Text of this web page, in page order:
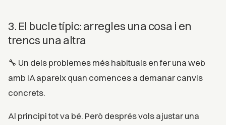
3. El bucle típic: arregles una cosa i en
trencs una altra
🔧 Un dels problemes més habituals en fer una web
amb IA apareix quan comences a demanar canvis
concrets.
Al principi tot va bé. Però després vols ajustar una